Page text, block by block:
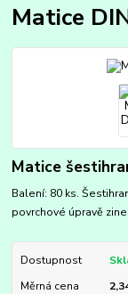
Matice
Matice
Balení: 80 ks.
povrchové úpravě
Dostupnost
Měrná cena